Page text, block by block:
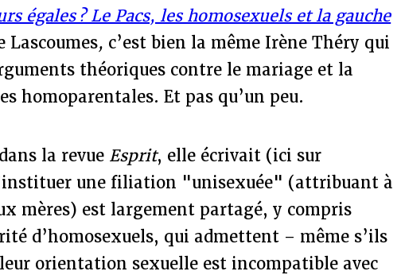
égales ? Le Pacs, les homosexuels et la gauche
Lascoumes, c’est bien la même Irène Théry qui
théoriques contre le mariage et la
homoparentales. Et pas qu’un peu.
la revue Esprit, elle écrivait (ici sur
une filiation "unisexuée" (attribuant à
mères) est largement partagé, y compris
d’homosexuels, qui admettent – même s’ils
orientation sexuelle est incompatible avec